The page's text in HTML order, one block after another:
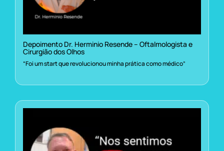
Depoimento Dr. Herminio Resende – Oftalmologista e
Cirurgião dos Olhos
“Foi um start que revolucionou minha prática como médico”